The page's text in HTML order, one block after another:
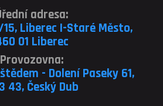
adresa:
Liberec I-Staré Město,
01 Liberec
Provozovna:
- Dolení Paseky 61,
43, Český Dub